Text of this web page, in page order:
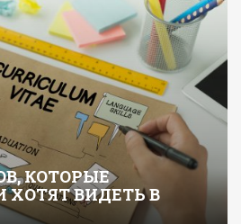
КОТОРЫЕ
ХОТЯТ ВИДЕТЬ В